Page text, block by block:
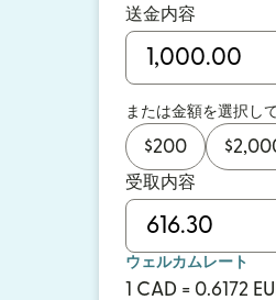
送金内容
または金額を選択し
$200 $
受取内容
ウェルカムレート
1 CAD = 0.6172